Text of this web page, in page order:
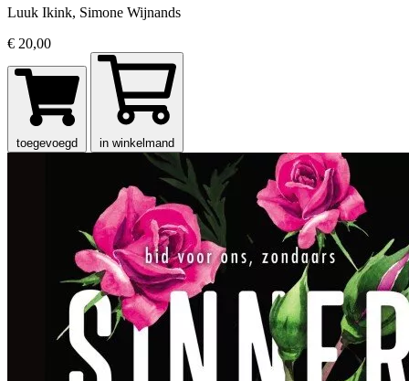
Luuk Ikink, Simone Wijnands
€ 20,00
toegevoegd in winkelmand